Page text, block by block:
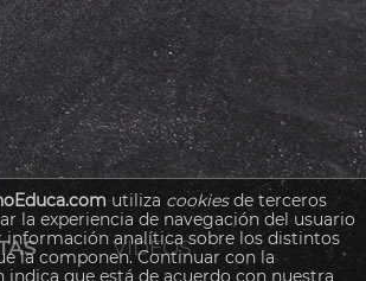
utiliza cookiesde terceros
la experiencia de navegación del usuario
información analítica sobre los distintos
la componen. Continuar con la
indica que está de acuerdo con nuestra
VÍDEOS